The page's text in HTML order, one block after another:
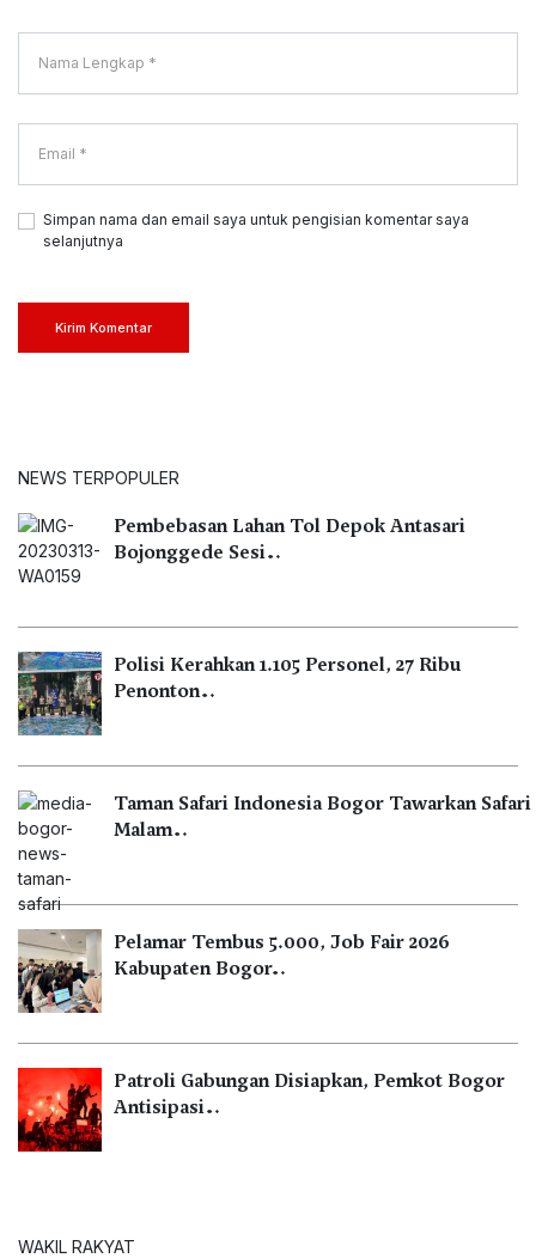
Simpan nama dan email saya untuk pengisian komentar saya
selanjutnya
Kirim Komentar
NEWS TERPOPULER
Pembebasan Lahan Tol Depok Antasari
Bojonggede Sesi…
Polisi Kerahkan 1.105 Personel, 27 Ribu
Penonton…
Taman Safari Indonesia Bogor Tawarkan Safari
Malam…
Pelamar Tembus 5.000, Job Fair 2026
Kabupaten Bogor…
Patroli Gabungan Disiapkan, Pemkot Bogor
Antisipasi…
WAKIL RAKYAT